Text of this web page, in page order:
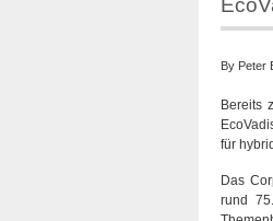
By Peter
Bereits
für
Das
rund